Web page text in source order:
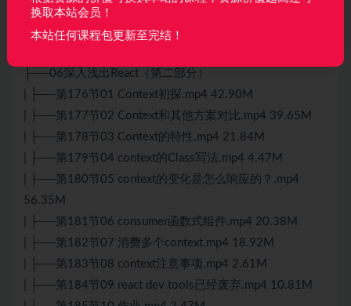
| ├──第173节72 反向状态传递.mp4 39.71M
| ├──第174节73 完善商品列表.mp4 18.27M
├──06深入浅出React（第二部分）
| ├──第176节01 Context初探.mp4 42.90M
| ├──第177节02 Context和其他方案对比.mp4 39.65M
| ├──第178节03 Context的特性.mp4 21.84M
| ├──第179节04 context的Class写法.mp4 4.47M
| ├──第180节05 context的变化是怎么响应的？.mp4
56.35M
| ├──第181节06 consumer函数式组件.mp4 20.38M
| ├──第182节07 消费多个context.mp4 18.92M
| ├──第183节08 context注意事项.mp4 2.61M
| ├──第184节09 react dev tools已经废弃.mp4 10.81M
换取本站会员！
本站任何课程包更新至完结！